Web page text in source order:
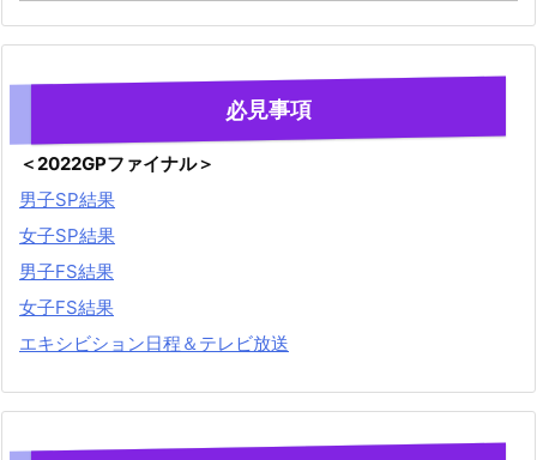
必見事項
＜2022GPファイナル＞
男子SP結果
女子SP結果
男子FS結果
女子FS結果
エキシビション日程＆テレビ放送